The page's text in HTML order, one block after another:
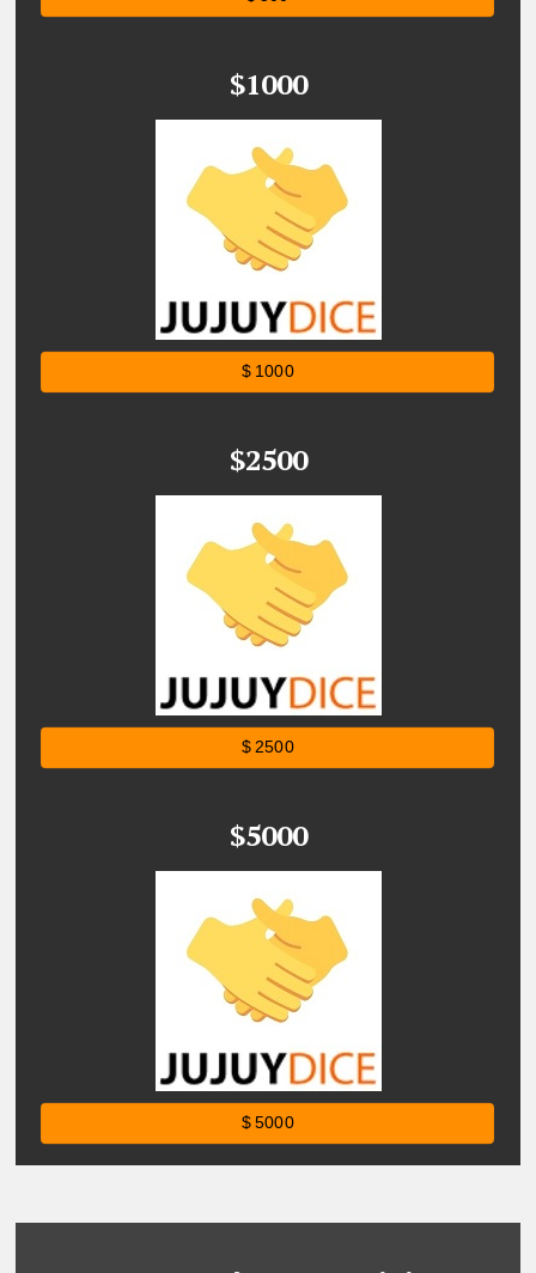
$1000
$ 1000
$2500
$ 2500
$5000
$ 5000